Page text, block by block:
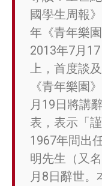
國學生周報
年《青年樂
2013年7月
上，首度談
《青年樂園
月19日將講
表，表示「
1967年間出
明先生（又
月8日辭世